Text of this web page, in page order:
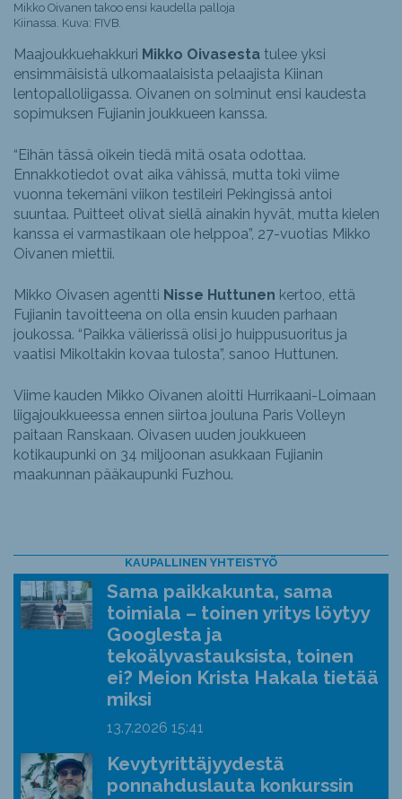
Mikko Oivanen takoo ensi kaudella palloja
Kiinassa. Kuva: FIVB.
Maajoukkuehakkuri Mikko Oivasesta tulee yksi
ensimmäisistä ulkomaalaisista pelaajista Kiinan
lentopalloliigassa. Oivanen on solminut ensi kaudesta
sopimuksen Fujianin joukkueen kanssa.
“Eihän tässä oikein tiedä mitä osata odottaa.
Ennakkotiedot ovat aika vähissä, mutta toki viime
vuonna tekemäni viikon testileiri Pekingissä antoi
suuntaa. Puitteet olivat siellä ainakin hyvät, mutta kielen
kanssa ei varmastikaan ole helppoa”, 27-vuotias Mikko
Oivanen miettii.
Mikko Oivasen agentti Nisse Huttunen kertoo, että
Fujianin tavoitteena on olla ensin kuuden parhaan
joukossa. “Paikka välierissä olisi jo huippusuoritus ja
vaatisi Mikoltakin kovaa tulosta”, sanoo Huttunen.
Viime kauden Mikko Oivanen aloitti Hurrikaani-Loimaan
liigajoukkueessa ennen siirtoa jouluna Paris Volleyn
paitaan Ranskaan. Oivasen uuden joukkueen
kotikaupunki on 34 miljoonan asukkaan Fujianin
maakunnan pääkaupunki Fuzhou.
KAUPALLINEN YHTEISTYÖ
Sama paikkakunta, sama
toimiala – toinen yritys löytyy
Googlesta ja
tekoälyvastauksista, toinen
ei? Meion Krista Hakala tietää
miksi
13.7.2026 15:41
Kevytyrittäjyydestä
ponnahduslauta konkurssin